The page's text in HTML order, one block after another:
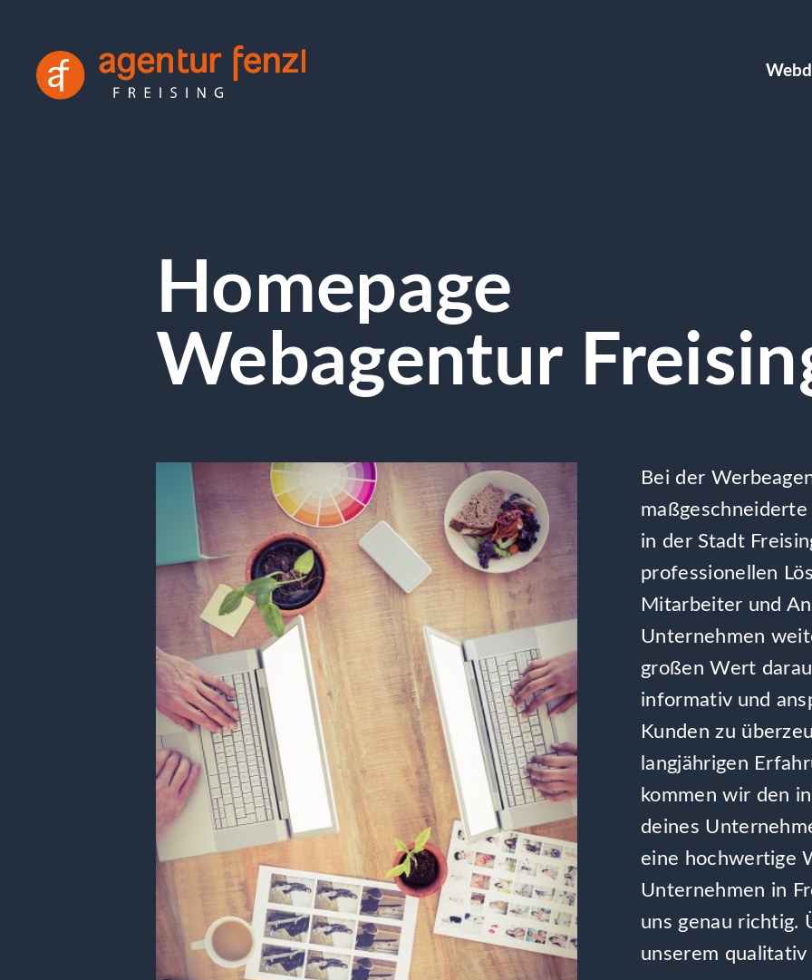
Homepage
Webagentur
Bei der
in der Stadt
professionellen
Mitarbeiter und
Unternehmen
großen Wert
informativ und
Kunden zu
langjährigen
kommen wir den
deines
eine hochwertige
Unternehmen in
uns genau richtig.
unserem